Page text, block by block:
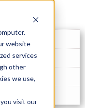
website
services
other
we use,
visit our